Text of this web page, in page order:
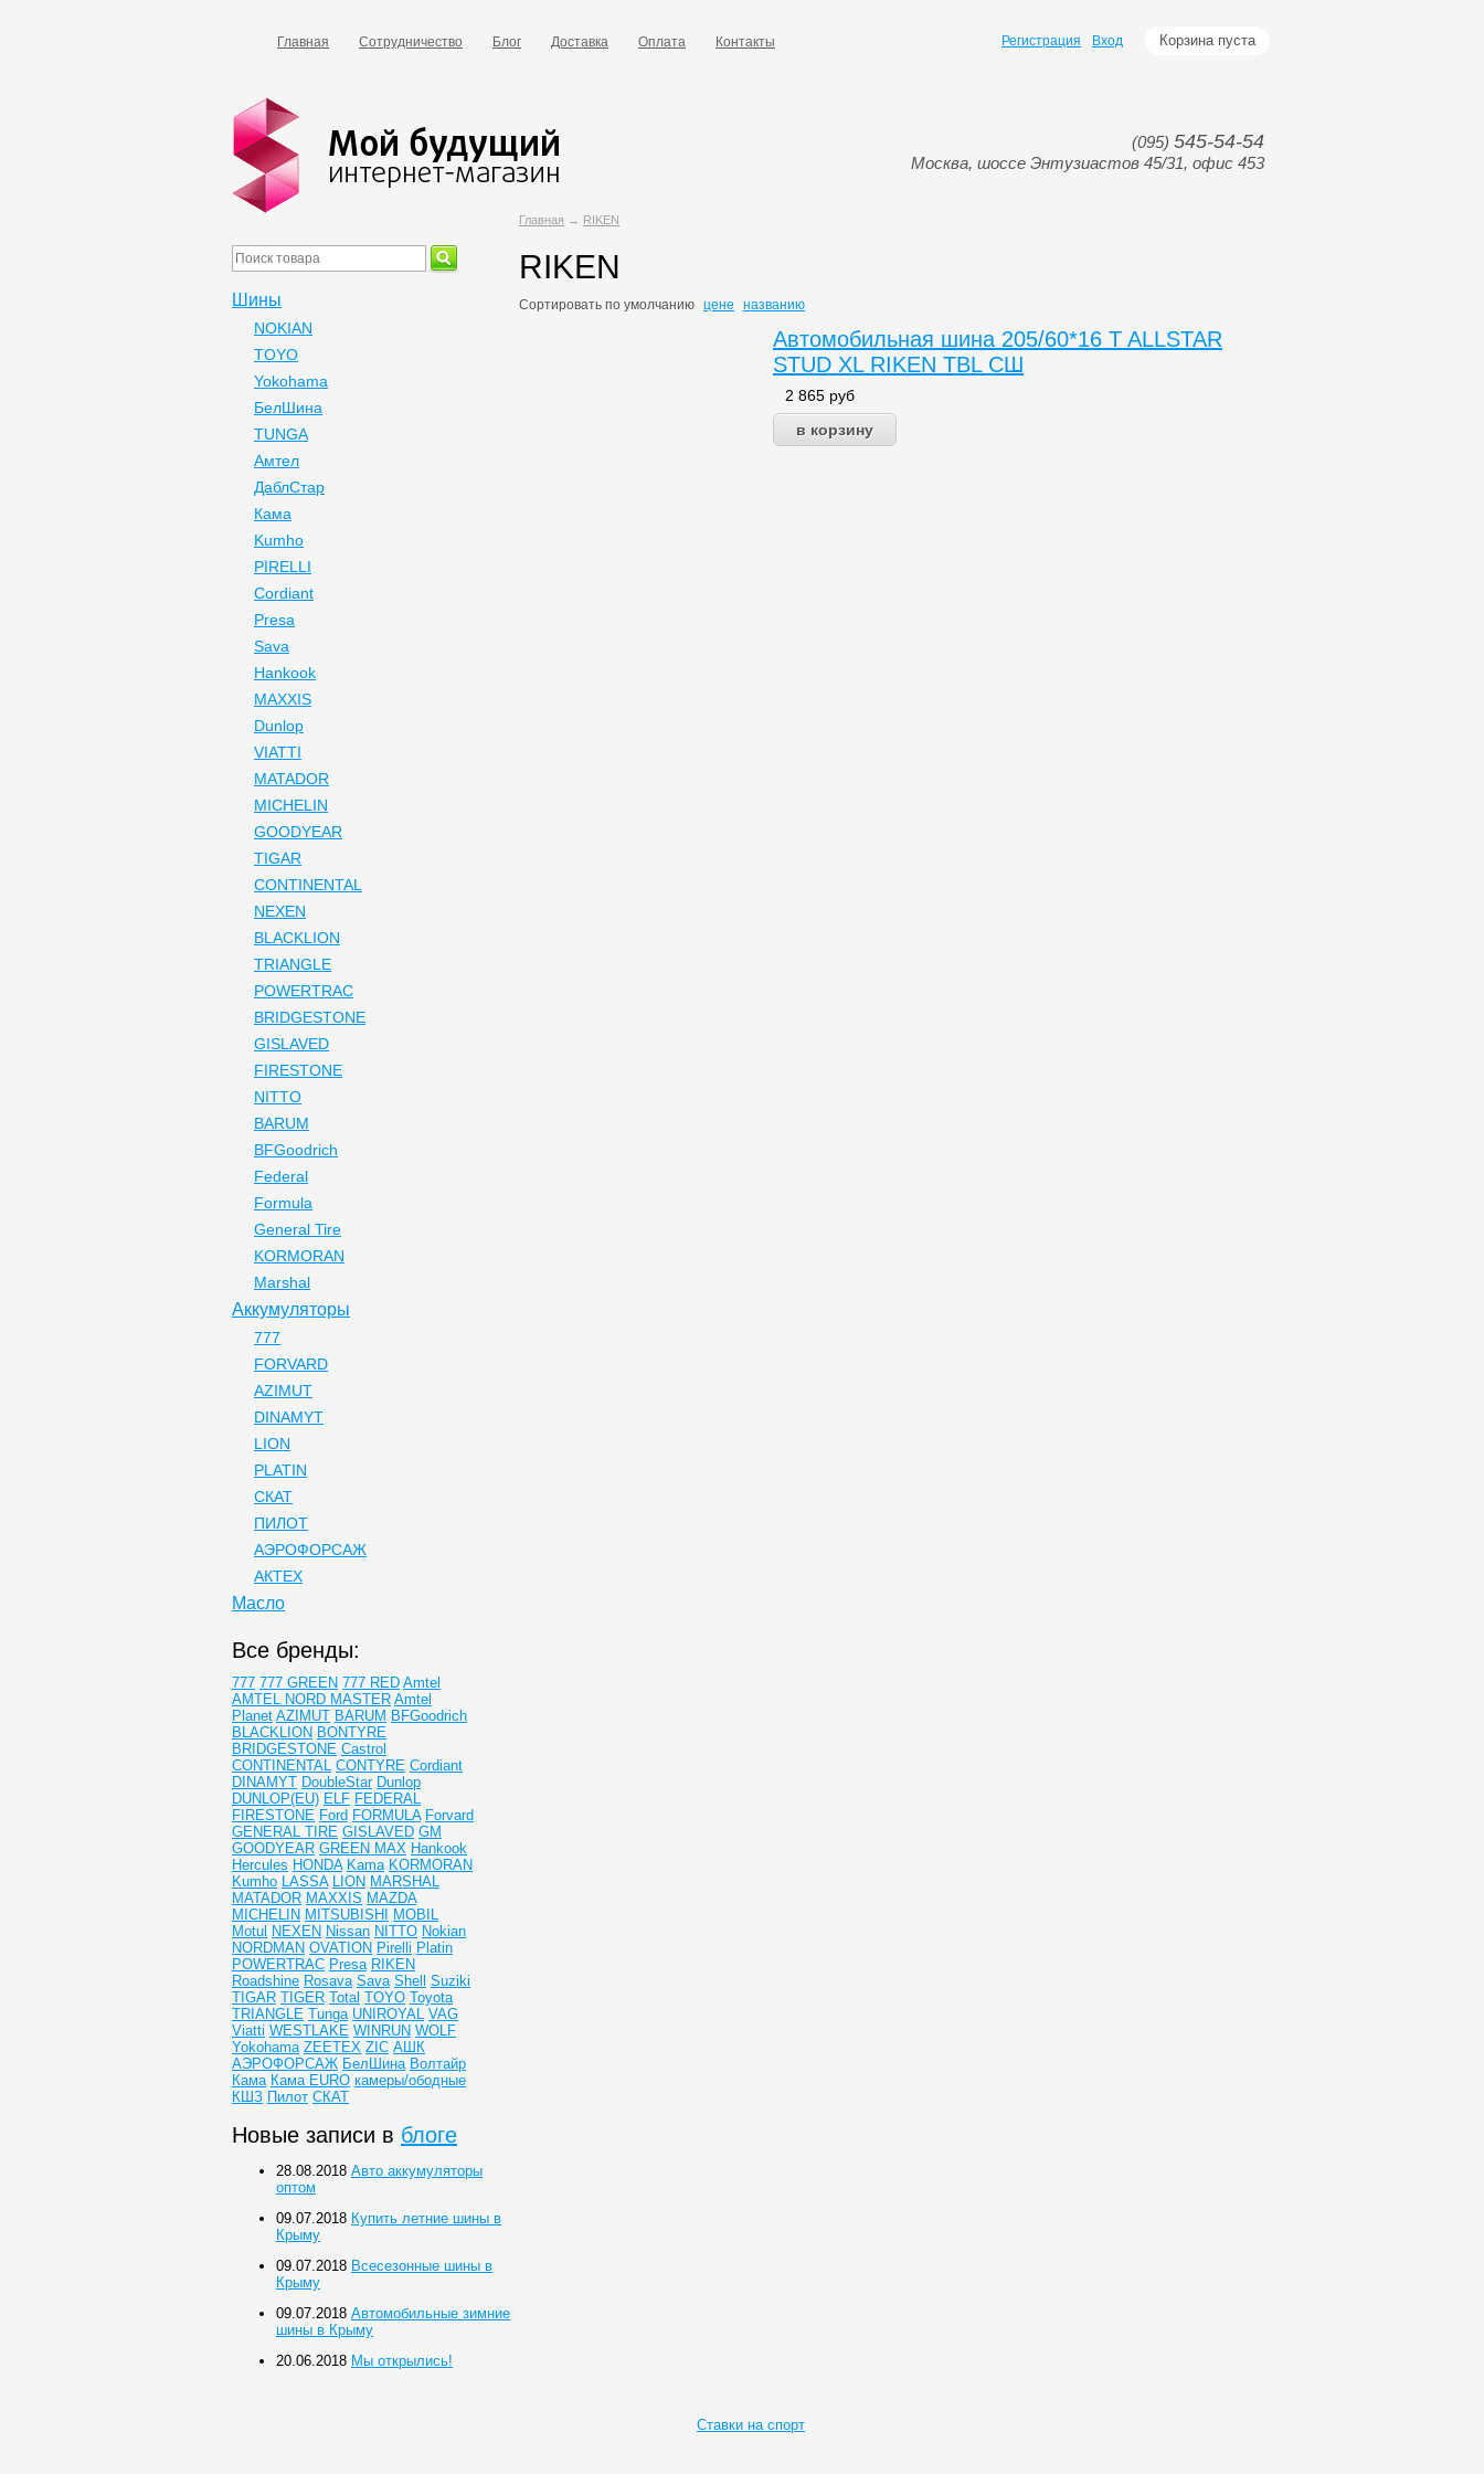
Главная Сотрудничество Блог Доставка Оплата Контакты Корзина пуста
Регистрация Вход
(095) 545-54-54
Москва, шоссе Энтузиастов 45/31, офис 453
Главная → RIKEN
RIKEN
Сортировать по умолчанию цене названию
Автомобильная шина 205/60*16 T ALLSTAR
STUD XL RIKEN TBL СШ
2 865 руб
Шины
NOKIAN
TOYO
Yokohama
БелШина
TUNGA
Амтел
ДаблСтар
Кама
Kumho
PIRELLI
Cordiant
Presa
Sava
Hankook
MAXXIS
Dunlop
VIATTI
MATADOR
MICHELIN
GOODYEAR
TIGAR
CONTINENTAL
NEXEN
BLACKLION
TRIANGLE
POWERTRAC
BRIDGESTONE
GISLAVED
FIRESTONE
NITTO
BARUM
BFGoodrich
Federal
Formula
General Tire
KORMORAN
Marshal
Аккумуляторы
777
FORVARD
AZIMUT
DINAMYT
LION
PLATIN
СКАТ
ПИЛОТ
АЭРОФОРСАЖ
АКТЕХ
Масло
Все бренды:
777 777 GREEN 777 RED Amtel
AMTEL NORD MASTER Amtel
Planet AZIMUT BARUM BFGoodrich
BLACKLION BONTYRE
BRIDGESTONE Castrol
CONTINENTAL CONTYRE Cordiant
DINAMYT DoubleStar Dunlop
DUNLOP(EU) ELF FEDERAL
FIRESTONE Ford FORMULA Forvard
GENERAL TIRE GISLAVED GM
GOODYEAR GREEN MAX Hankook
Hercules HONDA Kama KORMORAN
Kumho LASSA LION MARSHAL
MATADOR MAXXIS MAZDA
MICHELIN MITSUBISHI MOBIL
Motul NEXEN Nissan NITTO Nokian
NORDMAN OVATION Pirelli Platin
POWERTRAC Presa RIKEN
Roadshine Rosava Sava Shell Suziki
TIGAR TIGER Total TOYO Toyota
TRIANGLE Tunga UNIROYAL VAG
Viatti WESTLAKE WINRUN WOLF
Yokohama ZEETEX ZIC АШК
АЭРОФОРСАЖ БелШина Волтайр
Кама Кама EURO камеры/ободные
КШЗ Пилот СКАТ
Новые записи в блоге
28.08.2018 Авто аккумуляторы
оптом
09.07.2018 Купить летние шины в
Крыму
09.07.2018 Всесезонные шины в
Крыму
09.07.2018 Автомобильные зимние
шины в Крыму
20.06.2018 Мы открылись!
Ставки на спорт